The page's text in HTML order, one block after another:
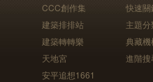
CCC創作集
建築排排站
建築轉轉樂
天地宮
安平追想1661
快速關
主題分
典藏機
進階搜